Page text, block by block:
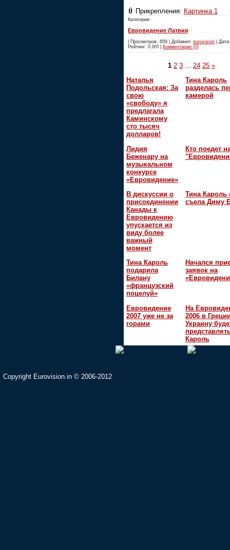
Прикрепления: Картинка 1
Категория:
Евровидение Латвия
| Просмотров: 659 | Добавил: eurovision |
Рейтинг: 0.0/0 | Комментарии (0)
1 2 3 ... 24 25 »
Наталья
Подольская: За
свою
«свободу» я
предлагала
Каминскому
сто тысяч
долларов!
Тина Кароль
разделась
камерой
Лидия
Беженару на
музыкальном
конкурсе
«Евровидение»
Кто поедет
В дискуссии о
присоединении
Канады к
Евровидению
упускается из
виду более
важный
момент
Тина Кароль
съела Диму
Тина Кароль
подарила
Билану
«французский
поцелуй»
Начался
заявок на
Евровидение
2007 уже не за
горами
На
2006 в
Украину
Кароль
Copyright Eurovision.in © 2006-2012